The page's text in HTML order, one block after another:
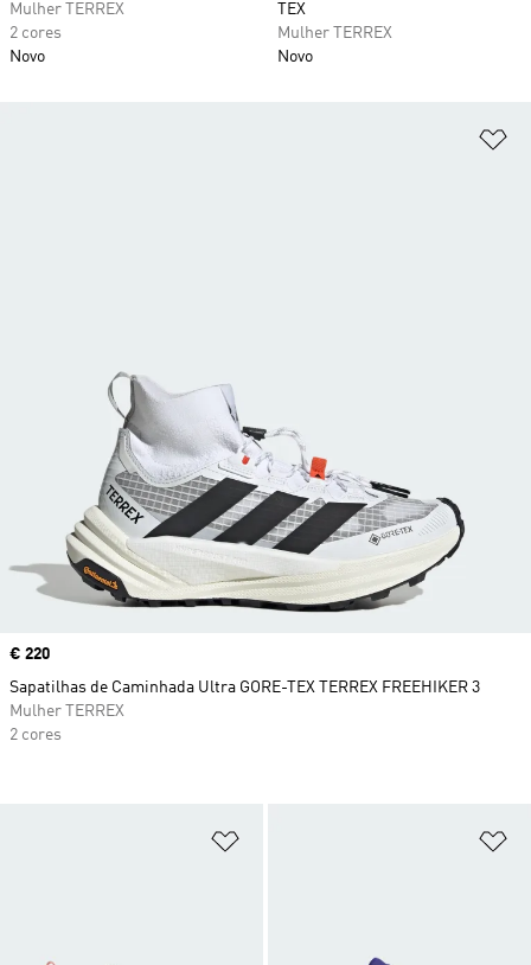
Mulher TERREX
2 cores
Novo
TEX
Mulher TERREX
Novo
Price
€ 220
Sapatilhas de Caminhada Ultra GORE-TEX TERREX FREEHIKER 3
Mulher TERREX
2 cores